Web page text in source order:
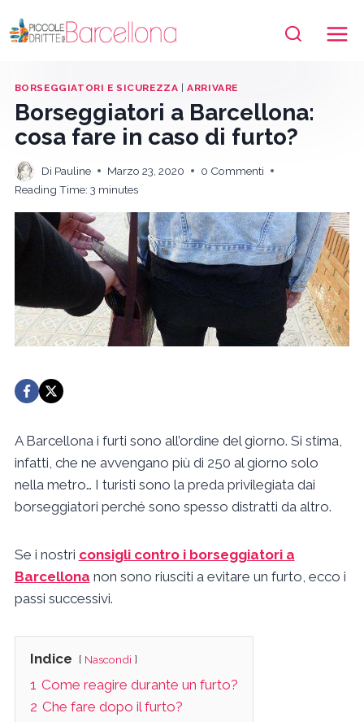
al
BORSEGGIATORI E SICUREZZA |ARRIVARE
Borseggiatori a Barcellona:
cosa fare in caso di furto?
Di Pauline Marzo 23, 2020
0 Commenti
Reading Time: 3 minutes
A Barcellona i furti sono all’ordine del giorno. Si stima,
infatti, che ne avvengano più di 250 al giorno solo
nella metro… I turisti sono la preda privilegiata dai
borseggiatori perché sono spesso distratti da altro.
Se i nostri consigli contro i borseggiatori a
Barcellona non sono riusciti a evitare un furto, ecco i
passi successivi.
Indice Nascondi
1 Come reagire durante un furto?
2 Che fare dopo il furto?